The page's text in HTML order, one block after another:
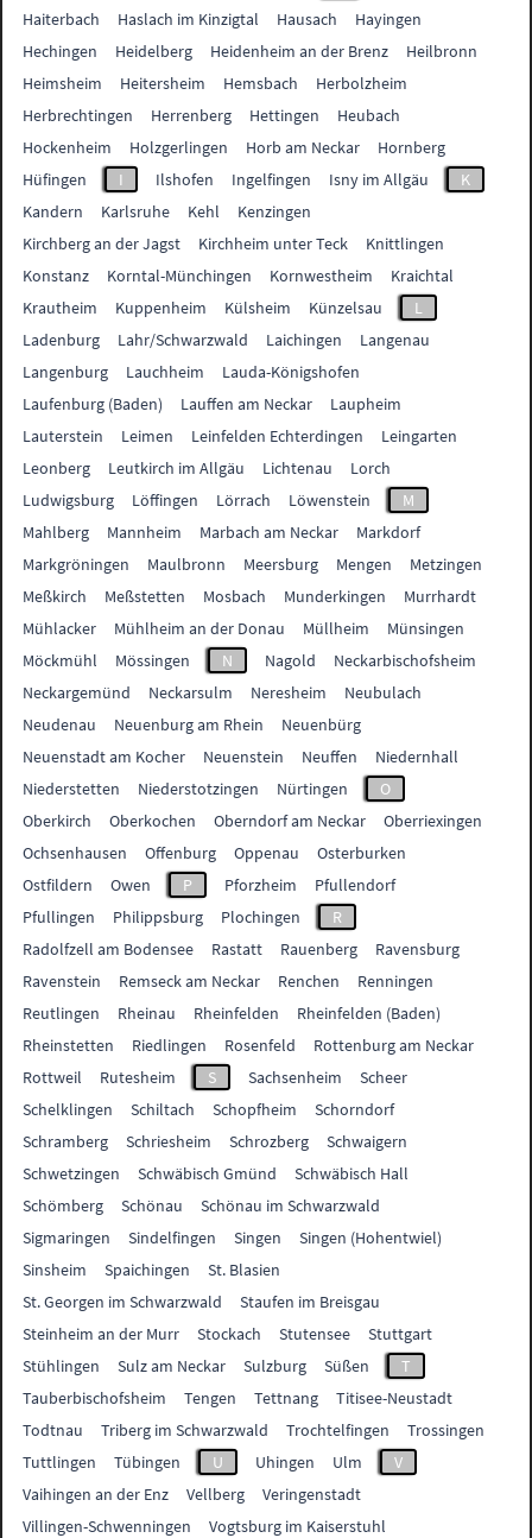
Haiterbach
Haslach im Kinzigtal Hausach
Hayingen
Hechingen
Heidelberg Heidenheim an der Brenz
Heilbronn
Heimsheim
Heitersheim Hemsbach
Herbolzheim
Herbrechtingen
Herrenberg Hettingen
Heubach
Hockenheim
Holzgerlingen Horb am Neckar
Hornberg
Hüfingen
I Ilshofen Ingelfingen Isny im Allgäu
K
Kandern
Karlsruhe Kehl
Kenzingen
Kirchberg an der Jagst
Kirchheim unter Teck
Knittlingen
Konstanz
Korntal-Münchingen Kornwestheim
Kraichtal
Krautheim
Kuppenheim Külsheim Künzelsau
L
Ladenburg
Lahr/Schwarzwald Laichingen
Langenau
Langenburg
Lauchheim
Lauda-Königshofen
Laufenburg (Baden)
Lauffen am Neckar
Laupheim
Lauterstein
Leimen Leinfelden Echterdingen
Leingarten
Leonberg
Leutkirch im Allgäu Lichtenau
Lorch
Ludwigsburg
Löffingen Lörrach Löwenstein
M
Mahlberg
Mannheim Marbach am Neckar
Markdorf
Markgröningen
Maulbronn Meersburg Mengen
Metzingen
Meßkirch
Meßstetten Mosbach Munderkingen
Murrhardt
Mühlacker
Mühlheim an der Donau Müllheim
Münsingen
Möckmühl
Mössingen N Nagold
Neckarbischofsheim
Neckargemünd
Neckarsulm Neresheim
Neubulach
Neudenau
Neuenburg am Rhein
Neuenbürg
Neuenstadt am Kocher
Neuenstein Neuffen
Niedernhall
Niederstetten
Niederstotzingen Nürtingen
O
Oberkirch
Oberkochen Oberndorf am Neckar
Oberriexingen
Ochsenhausen
Offenburg Oppenau
Osterburken
Ostfildern
Owen P Pforzheim
Pfullendorf
Pfullingen
Philippsburg Plochingen
R
Radolfzell am Bodensee
Rastatt Rauenberg
Ravensburg
Ravenstein
Remseck am Neckar Renchen
Renningen
Reutlingen
Rheinau Rheinfelden
Rheinfelden (Baden)
Rheinstetten
Riedlingen Rosenfeld
Rottenburg am Neckar
Rottweil
Rutesheim S Sachsenheim
Scheer
Schelklingen
Schiltach Schopfheim
Schorndorf
Schramberg
Schriesheim Schrozberg
Schwaigern
Schwetzingen
Schwäbisch Gmünd
Schwäbisch Hall
Schömberg
Schönau
Schönau im Schwarzwald
Sigmaringen
Sindelfingen Singen
Singen (Hohentwiel)
Sinsheim
Spaichingen
St. Blasien
St. Georgen im Schwarzwald
Staufen im Breisgau
Steinheim an der Murr
Stockach Stutensee
Stuttgart
Stühlingen
Sulz am Neckar Sulzburg Süßen
T
Tauberbischofsheim
Tengen Tettnang
Titisee-Neustadt
Todtnau
Triberg im Schwarzwald Trochtelfingen
Trossingen
Tuttlingen
Tübingen U Uhingen Ulm
V
Vaihingen an der Enz
Vellberg
Veringenstadt
Villingen-Schwenningen
Vogtsburg im Kaiserstuhl